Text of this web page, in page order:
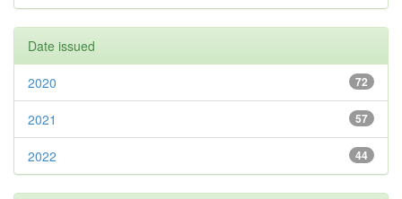
Date issued
72
2020
57
2021
44
2022